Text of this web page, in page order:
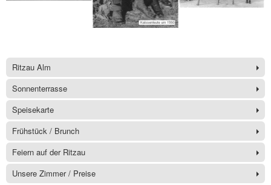
Ritzau Alm
Sonnenterrasse
Speisekarte
Frühstück / Brunch
Feiern auf der Ritzau
Unsere Zimmer / Preise